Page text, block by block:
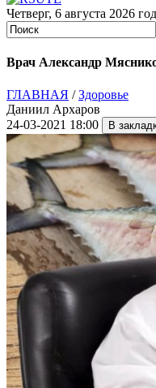
Четверг, 6 августа 2026
Врач Александр
ГЛАВНАЯ /Здоровье
Даниил Архаров
24-03-2021 18:00